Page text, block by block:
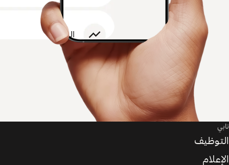
تابي
التوظيف
الإعلام